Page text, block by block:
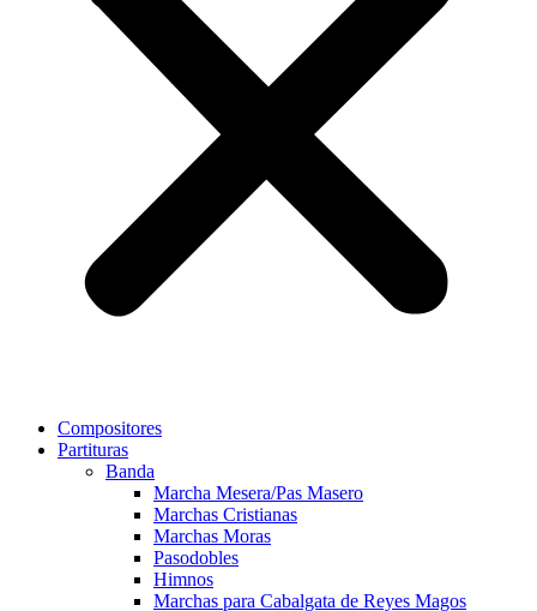
Compositores
Partituras
Banda
Marcha Mesera/Pas Masero
Marchas Cristianas
Marchas Moras
Pasodobles
Himnos
Marchas para Cabalgata de Reyes Magos